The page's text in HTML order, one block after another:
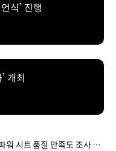
식’ 진행
개최
워 시트 품질 만족도 조사 1